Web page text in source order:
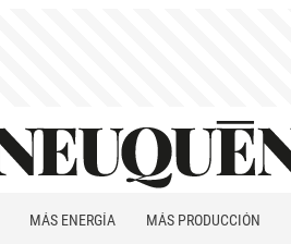
MÁS ENERGÍA MÁS PRODUCCIÓN